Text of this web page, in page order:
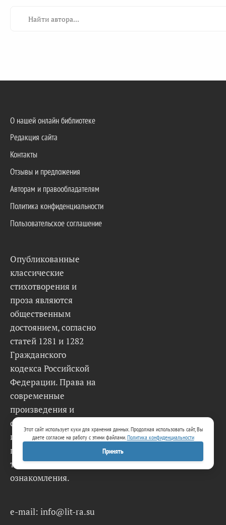
О нашей онлайн библиотеке
Редакция сайта
Контакты
Отзывы и предложения
Авторам и правообладателям
Политика конфиденциальности
Пользовательское соглашение
Опубликованные
классические
стихотворения и
проза являются
общественным
достоянием, согласно
статей 1281 и 1282
Гражданского
кодекса Российской
Федерации. Права на
современные
произведения и
стихи принадлежат
их авторам и
представлены
только для
ознакомления.
e-mail: info@lit-ra.su
Этот сайт использует куки для хранения данных. Продолжая использовать сайт, Вы
даете согласие на работу с этими файлами.Политика конфиденциальности
Принять